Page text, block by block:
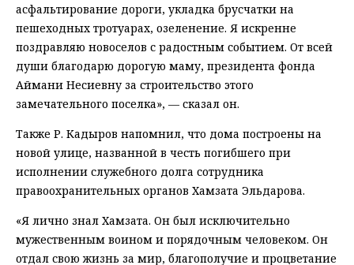
асфальтирование дороги, укладка брусчатки на
пешеходных тротуарах, озеленение. Я искренне
поздравляю новоселов с радостным событием. От всей
души благодарю дорогую маму, президента фонда
Аймани Несиевну за строительство этого
замечательного поселка», — сказал он.
Также Р. Кадыров напомнил, что дома построены на
новой улице, названной в честь погибшего при
исполнении служебного долга сотрудника
правоохранительных органов Хамзата Эльдарова.
«Я лично знал Хамзата. Он был исключительно
мужественным воином и порядочным человеком. Он
отдал свою жизнь за мир, благополучие и процветание